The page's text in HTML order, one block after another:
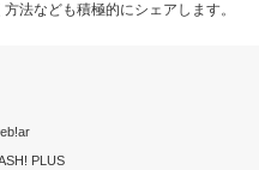
法なども積極的にシェアします。
PLUS